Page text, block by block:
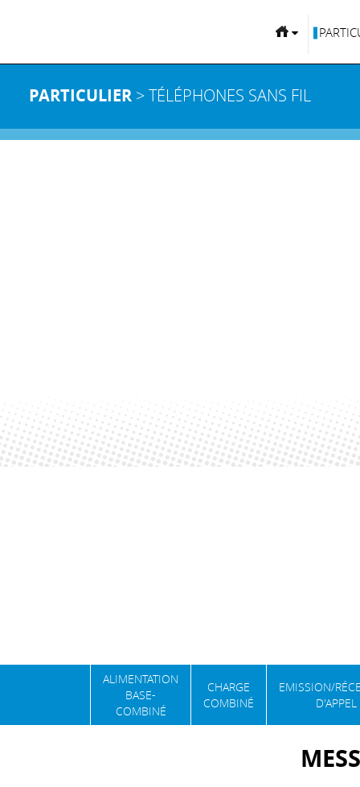
PARTICULIER > TÉLÉPHONES SANS FIL
ALIMENTATION
BASE-
COMBINÉ
CHARGE
COMBINÉ
EMISSION/
D'APPEL